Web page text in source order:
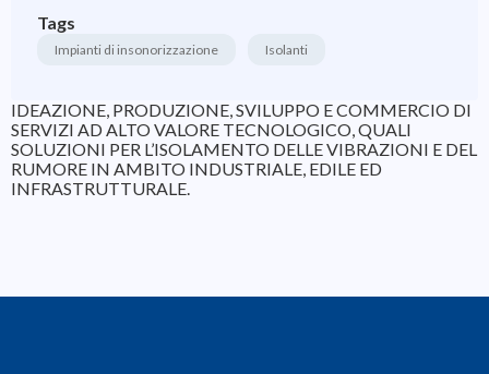
Tags
Impianti di insonorizzazione Isolanti
IDEAZIONE, PRODUZIONE, SVILUPPO E COMMERCIO DI
SERVIZI AD ALTO VALORE TECNOLOGICO, QUALI
SOLUZIONI PER L’ISOLAMENTO DELLE VIBRAZIONI E DEL
RUMORE IN AMBITO INDUSTRIALE, EDILE ED
INFRASTRUTTURALE.